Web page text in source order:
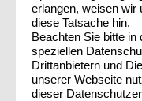
erlangen, weisen wir
diese Tatsache hin.
Beachten Sie bitte
speziellen
Drittanbietern und
unserer Webseite
dieser